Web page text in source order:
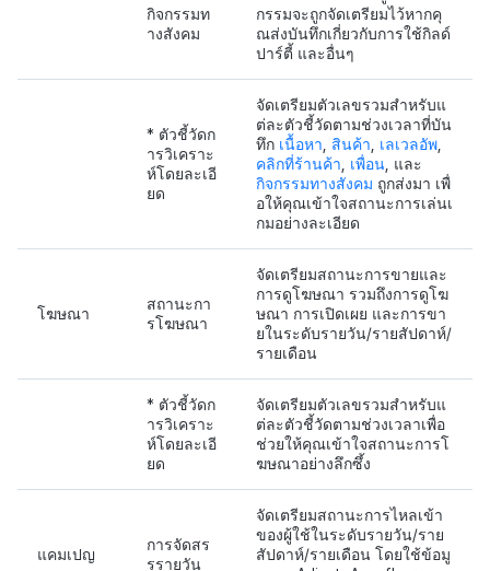
กิจกรรมท
างสังคม
กรรมจะถูกจัดเตรียมไว้หากคุ
ณส่งบันทึกเกี่ยวกับการใช้กิลด์
ปาร์ตี้ และอื่นๆ
* ตัวชี้วัดก
ารวิเคราะ
ห์โดยละเอี
ยด
จัดเตรียมตัวเลขรวมสำหรับแ
ต่ละตัวชี้วัดตามช่วงเวลาที่บัน
ทึก เนื้อหา สินค้า เลเวลอัพ
คลิกที่ร้านค้า
เพื่อน , และ
กิจกรรมทางสังคม ถูกส่งมา เพื่
อให้คุณเข้าใจสถานะการเล่นเ
กมอย่างละเอียด
โฆษณา
สถานะกา
รโฆษณา
จัดเตรียมสถานะการขายและ
การดูโฆษณา รวมถึงการดูโฆ
ษณา การเปิดเผย และการขา
ยในระดับรายวัน/รายสัปดาห์/
รายเดือน
* ตัวชี้วัดก
ารวิเคราะ
ห์โดยละเอี
ยด
จัดเตรียมตัวเลขรวมสำหรับแ
ต่ละตัวชี้วัดตามช่วงเวลาเพื่อ
ช่วยให้คุณเข้าใจสถานะการโ
ฆษณาอย่างลึกซึ้ง
แคมเปญ
การจัดสร
รรายวัน
จัดเตรียมสถานะการไหลเข้า
ของผู้ใช้ในระดับรายวัน/ราย
สัปดาห์/รายเดือน โดยใช้ข้อมู